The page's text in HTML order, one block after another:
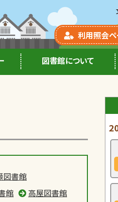
利用照会
図書館について
図書館
館
高屋図書館